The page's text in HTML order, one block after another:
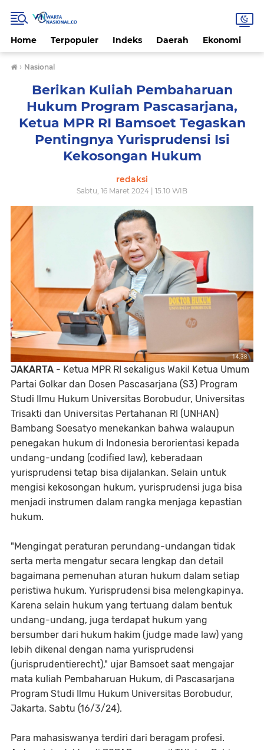
Home Terpopuler Indeks Daerah Ekonomi
› Nasional
Berikan Kuliah Pembaharuan
Hukum Program Pascasarjana,
Ketua MPR RI Bamsoet Tegaskan
Pentingnya Yurisprudensi Isi
Kekosongan Hukum
redaksi
Sabtu, 16 Maret 2024 | 15.10 WIB
JAKARTA - Ketua MPR RI sekaligus Wakil Ketua Umum
Partai Golkar dan Dosen Pascasarjana (S3) Program
Studi Ilmu Hukum Universitas Borobudur, Universitas
Trisakti dan Universitas Pertahanan RI (UNHAN)
Bambang Soesatyo menekankan bahwa walaupun
penegakan hukum di Indonesia berorientasi kepada
undang-undang (codified law), keberadaan
yurisprudensi tetap bisa dijalankan. Selain untuk
mengisi kekosongan hukum, yurisprudensi juga bisa
menjadi instrumen dalam rangka menjaga kepastian
hukum.
"Mengingat peraturan perundang-undangan tidak
serta merta mengatur secara lengkap dan detail
bagaimana pemenuhan aturan hukum dalam setiap
peristiwa hukum. Yurisprudensi bisa melengkapinya.
Karena selain hukum yang tertuang dalam bentuk
undang-undang, juga terdapat hukum yang
bersumber dari hukum hakim (judge made law) yang
lebih dikenal dengan nama yurisprudensi
(jurisprudentierecht)," ujar Bamsoet saat mengajar
mata kuliah Pembaharuan Hukum, di Pascasarjana
Program Studi Ilmu Hukum Universitas Borobudur,
Jakarta, Sabtu (16/3/24).
Para mahasiswanya terdiri dari beragam profesi.